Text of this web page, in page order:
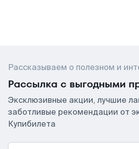
Рассказываем о полезном и
Рассылка с выгодными
Эксклюзивные акции, лучшие
заботливые рекомендации от
Купибилета